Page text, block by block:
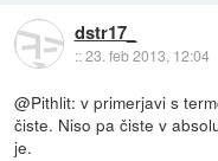
dstr17_
::23. feb 2013, 12:04
@Pithlit: v primerjavi s
čiste. Niso pa čiste v
je.